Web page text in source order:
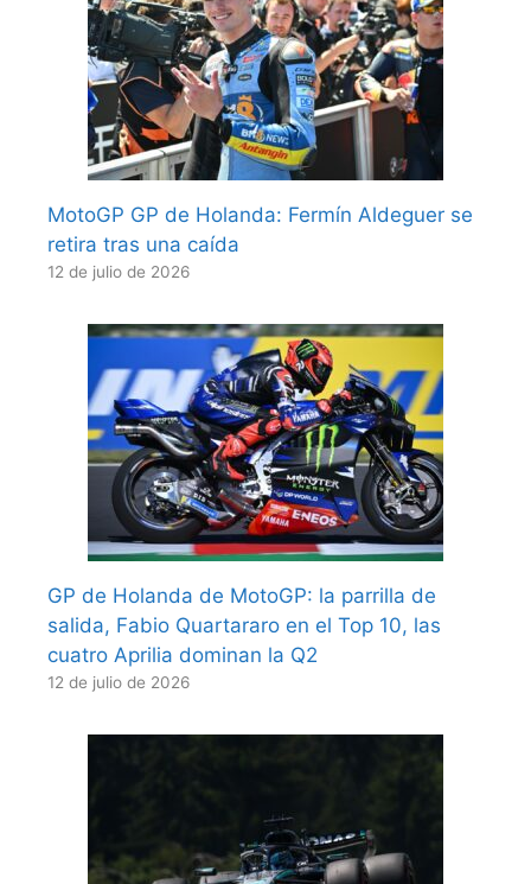
MotoGP GP de Holanda: Fermín Aldeguer se
retira tras una caída
12 de julio de 2026
GP de Holanda de MotoGP: la parrilla de
salida, Fabio Quartararo en el Top 10, las
cuatro Aprilia dominan la Q2
12 de julio de 2026